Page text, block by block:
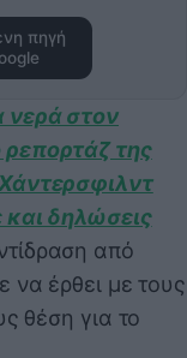
πηγή
νερά στον
της
και δηλώσεις
από
να έρθει με τους
θέση για το